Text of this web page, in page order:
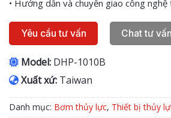
• Hướng dẫn và chuyển giao công nghệ
Yêu cầu tư vấn Chat tư vấn
Model: DHP-1010B
Xuất xứ: Taiwan
Danh mục: Bơm thủy lực, Thiết bị thủy